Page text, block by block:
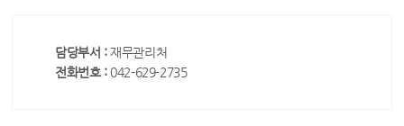
담당부서 :재무관리처
전화번호 : 042-629-2735